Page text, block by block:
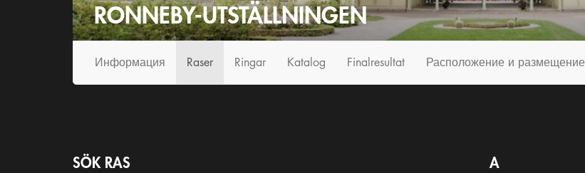
RONNEBY-UTSTÄLLNINGEN
Информация Raser Ringar Katalog Finalresultat Расположение и размещение
SÖK RAS A